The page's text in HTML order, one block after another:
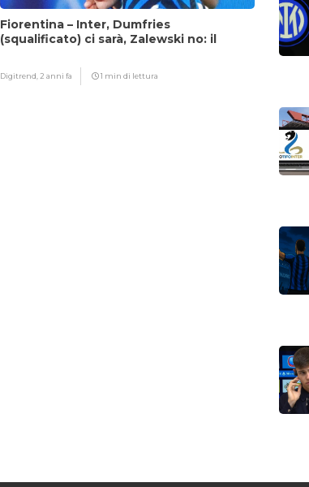
Fiorentina – Inter, Dumfries
(squalificato) ci sarà, Zalewski no: il
Digitrend,2 anni fa 1 min di lettura